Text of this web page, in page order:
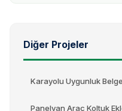
Diğer Projeler
Karayolu Uygunluk
Panelvan Araç Koltuk